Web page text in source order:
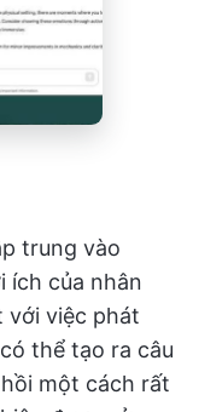
trung vào
ích của nhân
với việc phát
thể tạo ra câu
một cách rất